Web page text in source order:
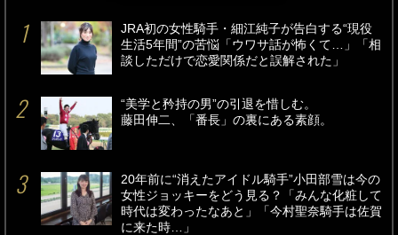
JRA初の女性騎手・細江純子が告白する“現役
生活5年間”の苦悩「ウワサ話が怖くて…」「相
談しただけで恋愛関係だと誤解された」
“美学と矜持の男”の引退を惜しむ。
藤田伸二、「番長」の裏にある素顔。
20年前に“消えたアイドル騎手”小田部雪は今の
女性ジョッキーをどう見る？「みんな化粧して
時代は変わったなあと」「今村聖奈騎手は佐賀
に来た時…」